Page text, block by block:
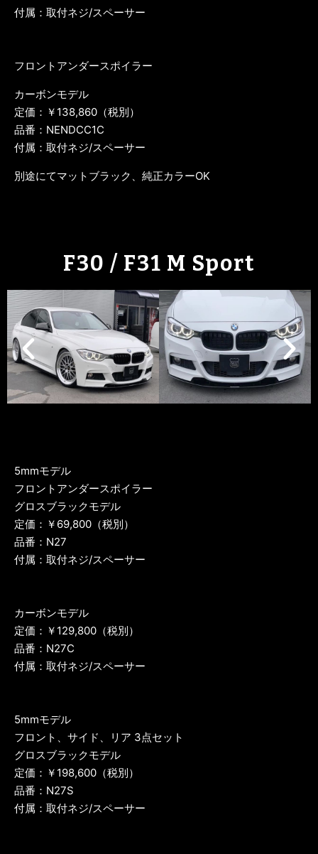
付属：取付ネジ/スペーサー
フロントアンダースポイラー
カーボンモデル
定価：￥138,860（税別）
品番：NENDCC1C
付属：取付ネジ/スペーサー
別途にてマットブラック、純正カラーOK
F30 / F31 M Sport
5mmモデル
フロントアンダースポイラー
グロスブラックモデル
定価：￥69,800（税別）
品番：N27
付属：取付ネジ/スペーサー
カーボンモデル
定価：￥129,800（税別）
品番：N27C
付属：取付ネジ/スペーサー
5mmモデル
フロント、サイド、リア 3点セット
グロスブラックモデル
定価：￥198,600（税別）
品番：N27S
付属：取付ネジ/スペーサー